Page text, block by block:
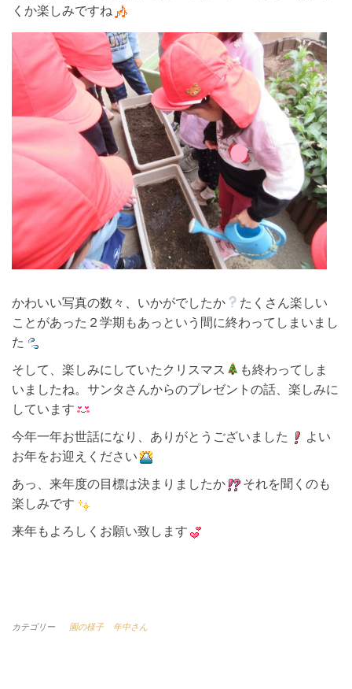
くか楽しみですね
かわいい写真の数々、いかがでしたか
たくさん楽しい
ことがあった２学期もあっという間に終わってしまいまし
た
そして、楽しみにしていたクリスマス
も終わってしま
いましたね。サンタさんからのプレゼントの話、楽しみに
しています
今年一年お世話になり、ありがとうございました
よい
お年をお迎えください
あっ、来年度の目標は決まりましたか
それを聞くのも
楽しみです
来年もよろしくお願い致します
カテゴリー 園の様子 年中さん